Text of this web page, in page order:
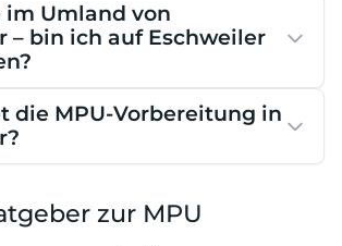
im Umland von
– bin ich auf Eschweiler
die MPU-Vorbereitung in
zur MPU